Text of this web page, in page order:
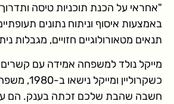
"אחראי על הכנת תוכניות טיסה ותדרוך
באמצעות איסוף וניתוח נתונים
תנאים מטאורולוגיים חזויים, מגבלות
מייקל נולד למשפחה אמידה עם
כשקרוליין
חשבה שהבת שלכם זכתה בענק. הם